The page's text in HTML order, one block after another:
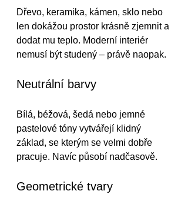
Dřevo, keramika, kámen, sklo nebo
len dokážou prostor krásně zjemnit a
dodat mu teplo. Moderní interiér
nemusí být studený – právě naopak.
Neutrální barvy
Bílá, béžová, šedá nebo jemné
pastelové tóny vytvářejí klidný
základ, se kterým se velmi dobře
pracuje. Navíc působí nadčasově.
Geometrické tvary